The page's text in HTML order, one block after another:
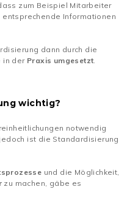
zum Beispiel Mitarbeiter
Informationen
dann durch die
in der Praxis umgesetzt.
wichtig?
notwendig
ist die Standardisierung
und die Möglichkeit,
zu machen, gäbe es